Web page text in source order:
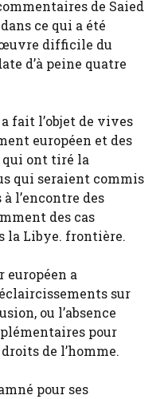
de Saied
ce qui a été
œuvre difficile du
d’à peine quatre
fait l’objet de vives
européen et des
ont tiré la
qui seraient commis
l’encontre des
des cas
la Libye. frontière.
européen a
sur
ou l’absence
pour
de l’homme.
pour ses